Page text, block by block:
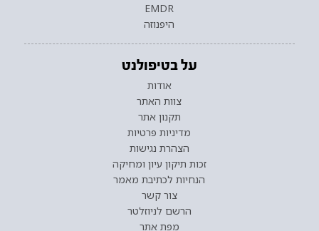
EMDR
היפנוזה
על בטיפולנט
אודות
צוות האתר
תקנון אתר
מדיניות פרטיות
הצהרת נגישות
זכות תיקון עיון ומחיקה
הנחיות לכתיבת מאמר
צור קשר
הרשם לניוזלטר
מפת אתר